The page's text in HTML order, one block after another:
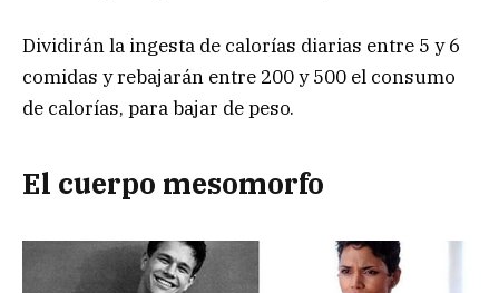
Dividirán la ingesta de calorías diarias entre 5 y 6
comidas y rebajarán entre 200 y 500 el consumo
de calorías, para bajar de peso.
El cuerpo mesomorfo